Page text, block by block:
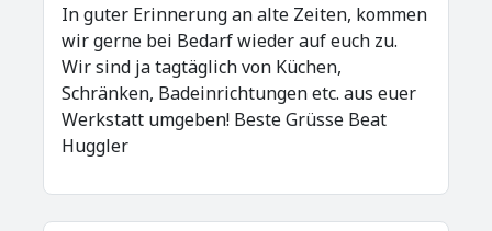
In guter Erinnerung an alte Zeiten, kommen
wir gerne bei Bedarf wieder auf euch zu.
Wir sind ja tagtäglich von Küchen,
Schränken, Badeinrichtungen etc. aus euer
Werkstatt umgeben! Beste Grüsse Beat
Huggler